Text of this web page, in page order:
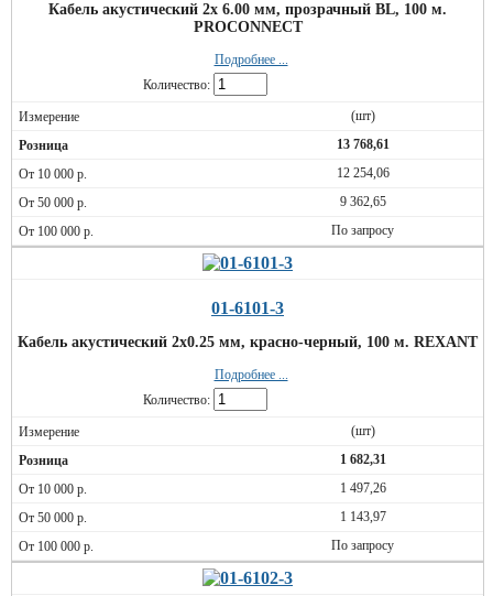
Кабель акустический 2х 6.00 мм, прозрачный BL, 100 м.
PROCONNECT
Подробнее ...
Количество:
(шт)
13 768,61
12 254,06
9 362,65
По запросу
01-6101-3
Кабель акустический 2х0.25 мм, красно-черный, 100 м. REXANT
Подробнее ...
Количество:
(шт)
1 682,31
1 497,26
1 143,97
По запросу